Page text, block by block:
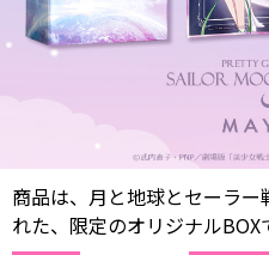
商品は、月と地球とセーラ
れた、限定のオリジナル